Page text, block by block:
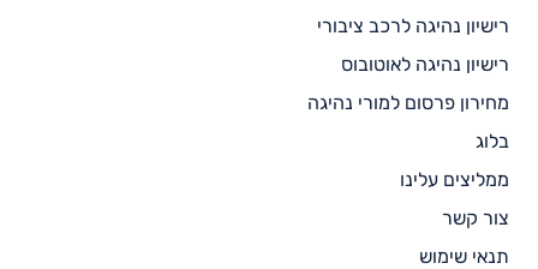
רישיון נהיגה לרכב ציבורי
רישיון נהיגה לאוטובוס
מחירון פרסום למורי נהיגה
בלוג
ממליצים עלינו
צור קשר
תנאי שימוש